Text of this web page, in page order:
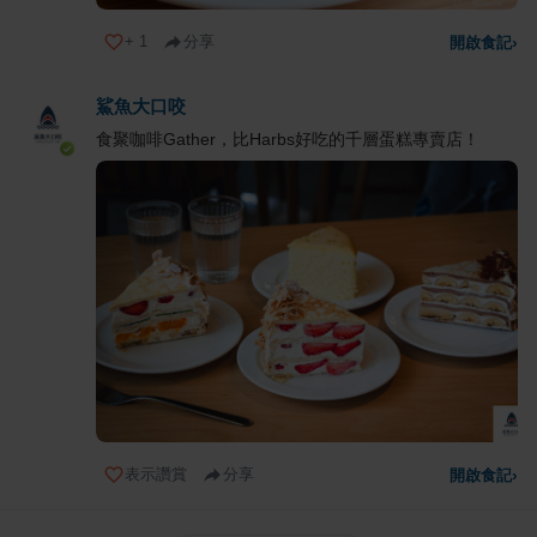
+ 1 分享 開啟食記›
鯊魚大口咬
食聚咖啡Gather，比Harbs好吃的千層蛋糕專賣店！
表示讚賞 分享 開啟食記›